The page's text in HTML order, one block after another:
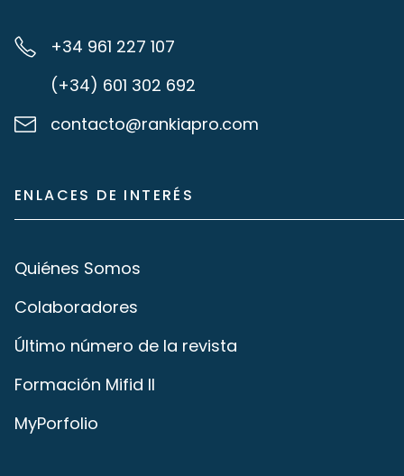
+34 961 227 107
(+34) 601 302 692
contacto@rankiapro.com
ENLACES DE INTERÉS
Quiénes Somos
Colaboradores
Último número de la revista
Formación Mifid II
MyPorfolio